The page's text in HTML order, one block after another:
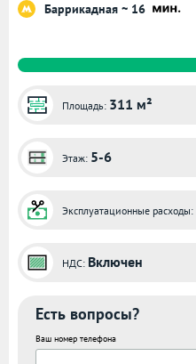
Баррикадная ~ 16
Площадь: 311 м²
Этаж: 5-6
Эксплуатационные расходы:
НДС: Включен
Есть вопросы?
Ваш номер телефона